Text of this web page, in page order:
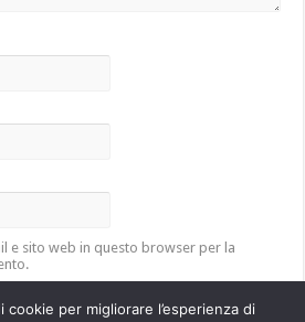
e sito web in questo browser per la
per migliorare l’esperienza di